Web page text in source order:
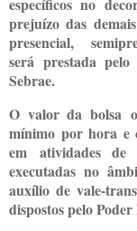
específicos no
prejuízo das
presencial,
será prestada pelo
Sebrae.
O valor da bolsa
mínimo por hora e
em atividades de
executadas no
auxílio de vale-
dispostos pelo